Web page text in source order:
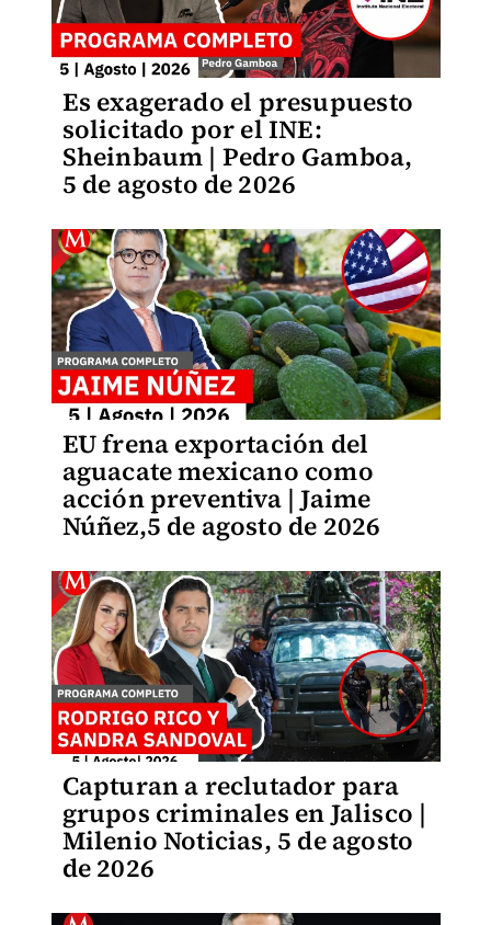
Es exagerado el presupuesto
solicitado por el INE:
Sheinbaum | Pedro Gamboa,
5 de agosto de 2026
EU frena exportación del
aguacate mexicano como
acción preventiva | Jaime
Núñez,5 de agosto de 2026
Capturan a reclutador para
grupos criminales en Jalisco |
Milenio Noticias, 5 de agosto
de 2026